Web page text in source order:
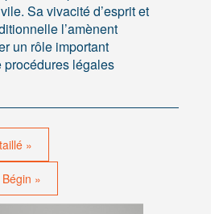
Sa vivacité d’esprit et
l’amènent
un rôle important
procédures légales
»
»